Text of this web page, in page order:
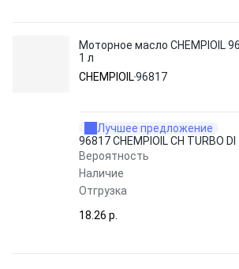
Моторное масло CHEMPIOIL
1 л
CHEMPIOIL96817
Лучшее предложение
96817 CHEMPIOIL CH TURBO
Вероятность
Наличие
Отгрузка
18.26 p.